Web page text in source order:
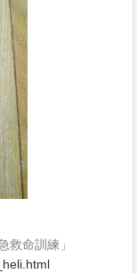
救命訓練」